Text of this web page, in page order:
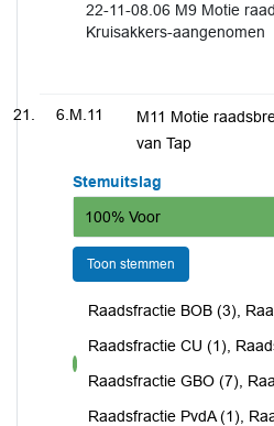
22-11-08.06 M9 Motie
Kruisakkers-aangenomen
6.M.11
M11 Motie
van Tap
Stemuitslag
100% Voor
Toon stemmen
voor
Raadsfractie BOB (3),
Raadsfractie CU (1),
Raadsfractie GBO (7),
Raadsfractie PvdA (1),